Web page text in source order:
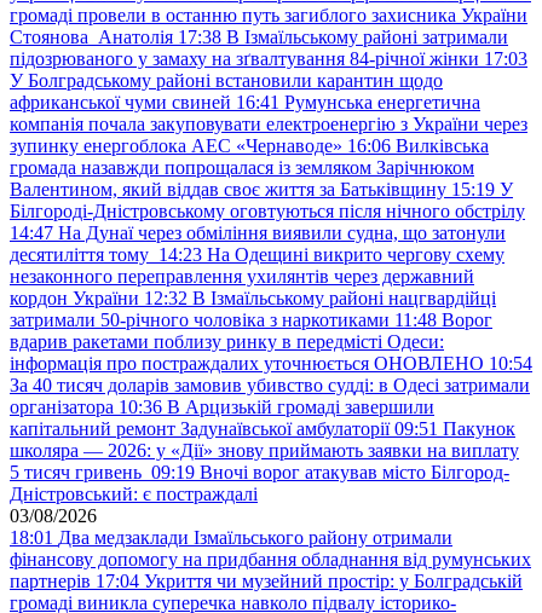
громаді провели в останню путь загиблого захисника України
Стоянова Анатолія 17:38 В Ізмаїльському районі затримали
підозрюваного у замаху на зґвалтування 84-річної жінки 17:03
У Болградському районі встановили карантин щодо
африканської чуми свиней 16:41 Румунська енергетична
компанія почала закуповувати електроенергію з України через
зупинку енергоблока АЕС «Чернаводе» 16:06 Вилківська
громада назавжди попрощалася із земляком Зарічнюком
Валентином, який віддав своє життя за Батьківщину 15:19 У
Білгороді-Дністровському оговтуються після нічного обстрілу
14:47 На Дунаї через обміління виявили судна, що затонули
десятиліття тому 14:23 На Одещині викрито чергову схему
незаконного переправлення ухилянтів через державний
кордон України 12:32 В Ізмаїльському районі нацгвардійці
затримали 50-річного чоловіка з наркотиками 11:48 Ворог
вдарив ракетами поблизу ринку в передмісті Одеси:
інформація про постраждалих уточнюється ОНОВЛЕНО 10:54
За 40 тисяч доларів замовив убивство судді: в Одесі затримали
організатора 10:36 В Арцизькій громаді завершили
капітальний ремонт Задунаївської амбулаторії 09:51 Пакунок
школяра — 2026: у «Дії» знову приймають заявки на виплату
5 тисяч гривень 09:19 Вночі ворог атакував місто Білгород-
Дністровський: є постраждалі
03/08/2026
18:01 Два медзаклади Ізмаїльського району отримали
фінансову допомогу на придбання обладнання від румунських
партнерів 17:04 Укриття чи музейний простір: у Болградській
громаді виникла суперечка навколо підвалу історико-